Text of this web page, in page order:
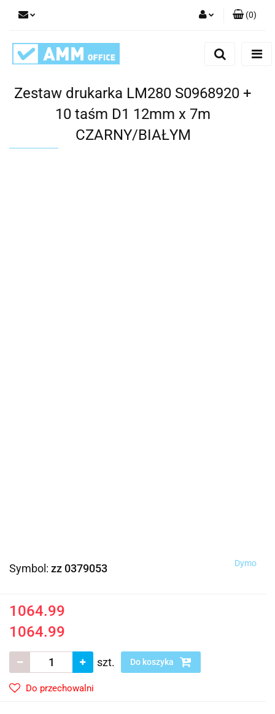
(0)
Zestaw drukarka LM280 S0968920 +
10 taśm D1 12mm x 7m
CZARNY/BIAŁYM
Symbol: zz 0379053 Dymo
1064.99
1064.99
szt. Do koszyka
Do przechowalni